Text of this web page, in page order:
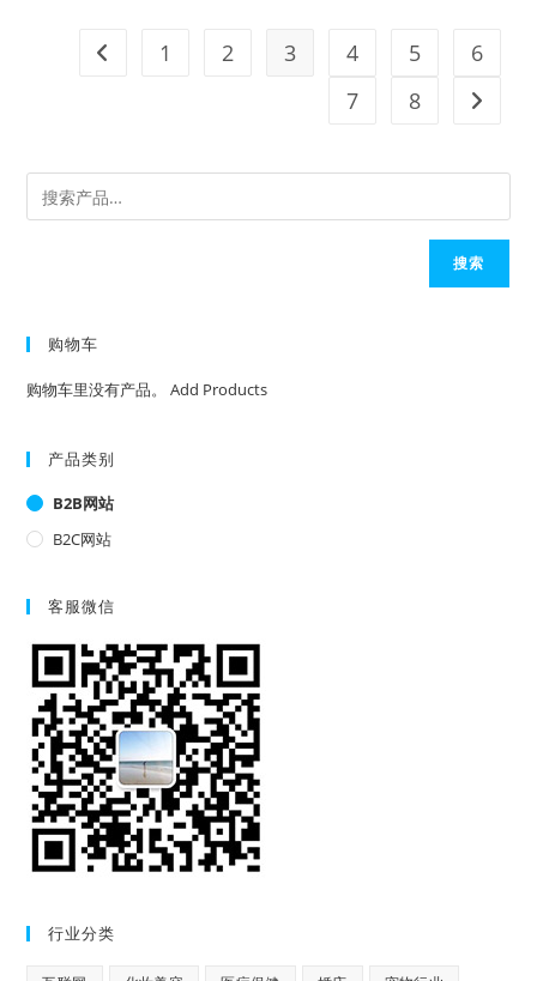
1 2 3 4 5
6
7
8
搜索
购物车
购物车里没有产品。Add Products
产品类别
B2B网站
B2C网站
客服微信
行业分类